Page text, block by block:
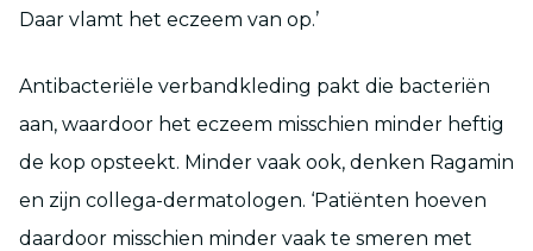
Daar vlamt het eczeem van op.’
Antibacteriële verbandkleding pakt die bacteriën
aan, waardoor het eczeem misschien minder heftig
de kop opsteekt. Minder vaak ook, denken Ragamin
en zijn collega-dermatologen. ‘Patiënten hoeven
daardoor misschien minder vaak te smeren met